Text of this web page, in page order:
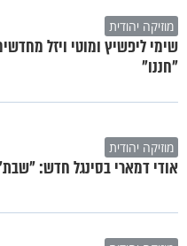
מוזיקה יהודית
שימי ליפשיץ ומוטי ויזל
"חננו"
מוזיקה יהודית
אודי דמארי בסינגל חדש: